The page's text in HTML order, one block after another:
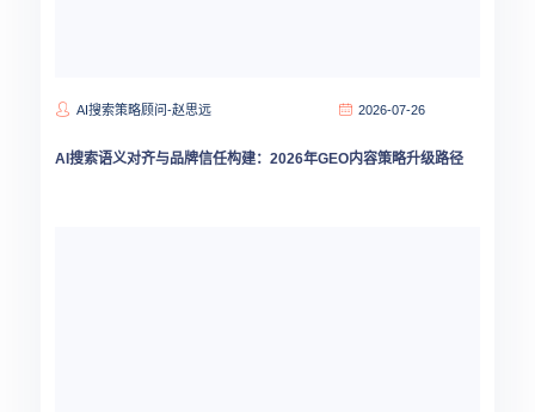
AI搜索策略顾问-赵思远 2026-07-26
AI搜索语义对齐与品牌信任构建：2026年GEO内容策略升级路径